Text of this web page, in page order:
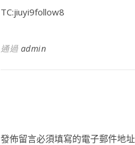
TC:jiuyi9follow8
通過 admin
發佈留言必須填寫的電子郵件地